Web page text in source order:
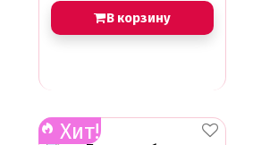
В корзину
Хит!